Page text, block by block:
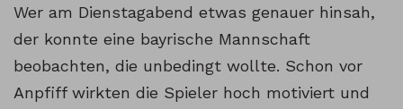
Wer am Dienstagabend etwas genauer hinsah,
der konnte eine bayrische Mannschaft
beobachten, die unbedingt wollte. Schon vor
Anpfiff wirkten die Spieler hoch motiviert und